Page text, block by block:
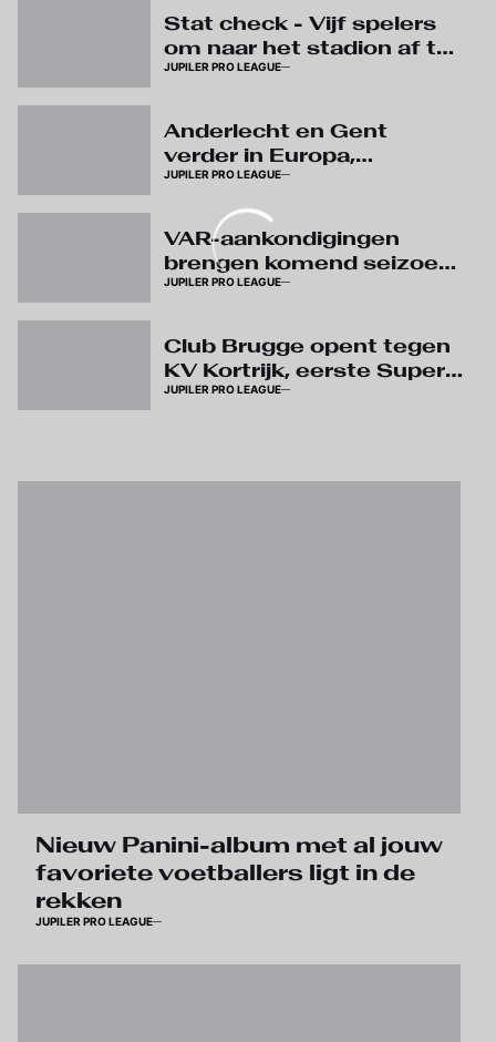
Stat check - Vijf spelers
om naar het stadion af te
zakken
JUPILER PRO LEAGUE
Anderlecht en Gent
verder in Europa,
wedstrijden op speeldag
3 verplaatst
JUPILER PRO LEAGUE
VAR-aankondigingen
brengen komend seizoen
meer duidelijkheid over
JUPILER PRO LEAGUE
Club Brugge opent tegen
KV Kortrijk, eerste Super
Sunday al op speeldag 4
JUPILER PRO LEAGUE
Nieuw Panini-album met al jouw
favoriete voetballers ligt in de
rekken
JUPILER PRO LEAGUE